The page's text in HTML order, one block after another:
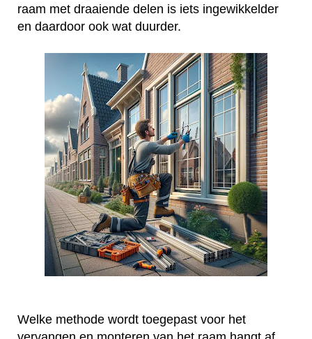
raam met draaiende delen is iets ingewikkelder
en daardoor ook wat duurder.
Welke methode wordt toegepast voor het